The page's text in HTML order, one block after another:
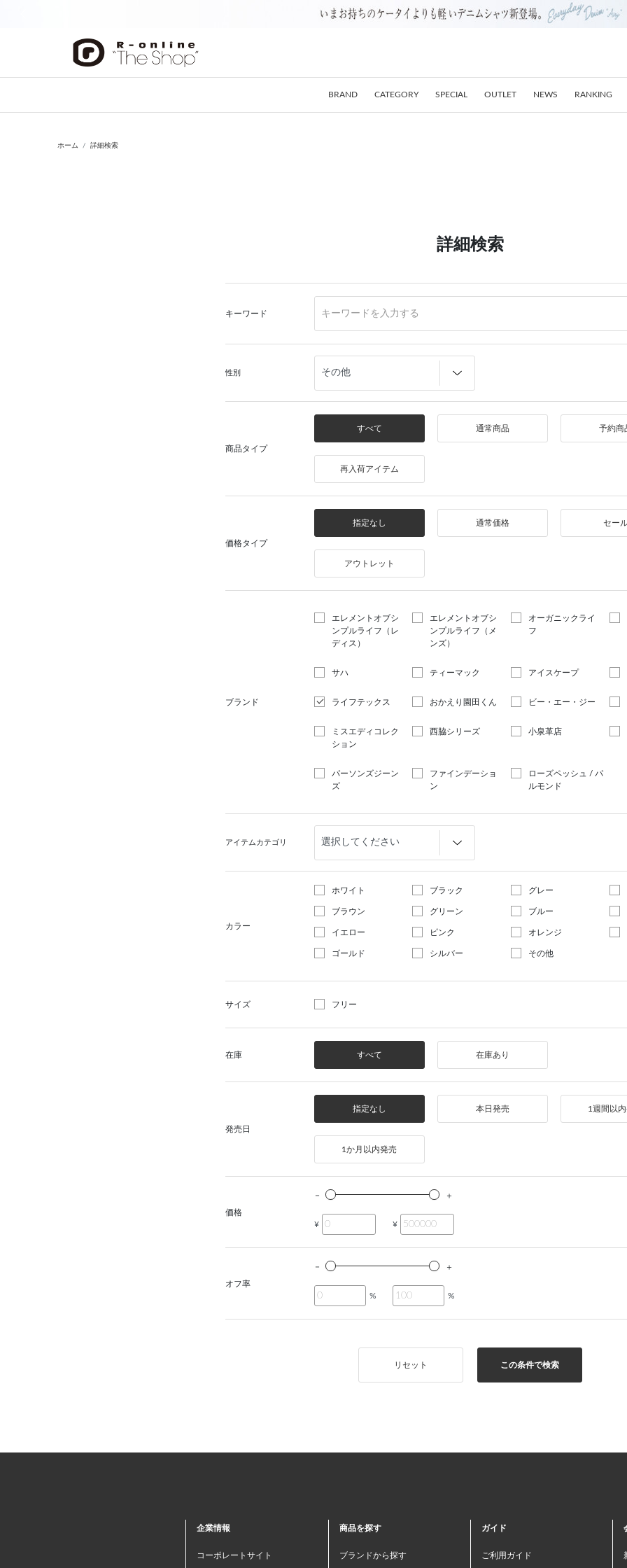
BRAND CATEGORY SPECIAL OUTLET NEWS RANKING
ホーム 詳細検索
詳細検索
キーワード
性別
商品タイプ
すべて 通常商品 予約商
再入荷アイテム
価格タイプ
指定なし 通常価格 セー
アウトレット
ブランド
エレメントオブシ
ンプルライフ（レ
ディス）
エレメントオブシ
ンプルライフ（メ
ンズ）
オーガニックライ
フ
サハ ティーマック アイスケープ
ライフテックス おかえり園田くん ビー・エー・ジー
ミスエディコレク
ション
西脇シリーズ 小泉革店
パーソンズジーン
ズ
ファインデーショ
ン
ローズペッシュ / パ
ルモンド
アイテムカテゴリ
カラー
ホワイト ブラック グレー
ブラウン グリーン ブルー
イエロー ピンク オレンジ
ゴールド シルバー その他
サイズ フリー
在庫 すべて 在庫あり
発売日
指定なし 本日発売 1週間以
1か月以内発売
価格
¥
¥
オフ率
%
%
この条件で検索
リセット
企業情報
コーポレートサイト
商品を探す
ブランドから探す
ガイド
ご利用ガイド